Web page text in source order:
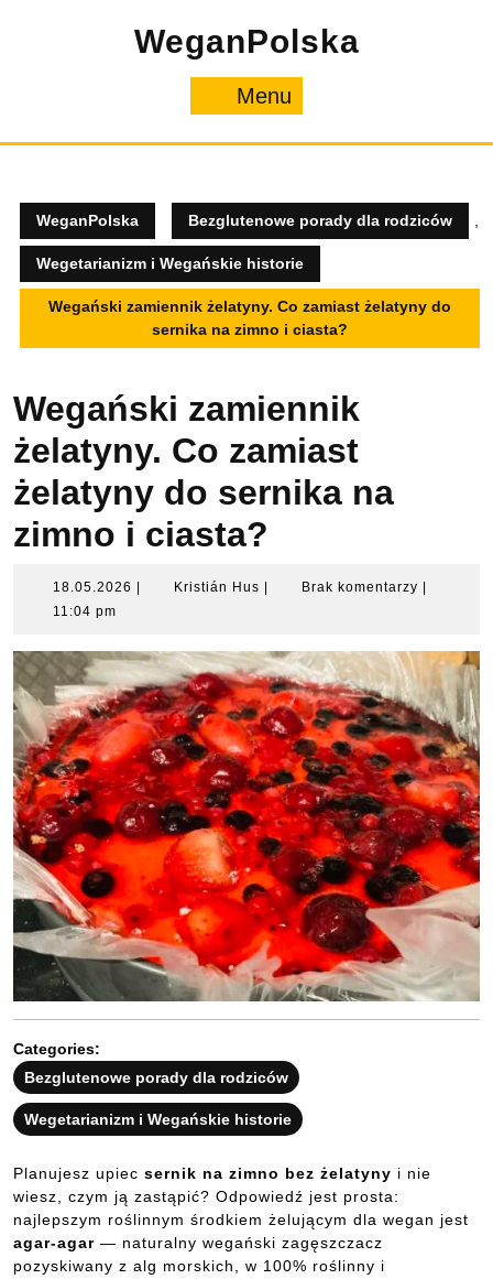
WeganPolska
Menu
WeganPolska Bezglutenowe porady dla rodziców
Wegetarianizm i Wegańskie historie
Wegański zamiennik żelatyny. Co zamiast żelatyny do
sernika na zimno i ciasta?
Wegański zamiennik
żelatyny. Co zamiast
żelatyny do sernika na
zimno i ciasta?
18.05.2026 18.05.2026Kristián Hus KristiánBrak komentarzy
11:04 pm
Categories:
Bezglutenowe porady dla rodziców
Wegetarianizm i Wegańskie historie
Planujesz upiec sernik na zimno bez żelatyny i nie
wiesz, czym ją zastąpić? Odpowiedź jest prosta:
najlepszym roślinnym środkiem żelującym dla wegan jest
agar-agar — naturalny wegański zagęszczacz
pozyskiwany z alg morskich, w 100% roślinny i